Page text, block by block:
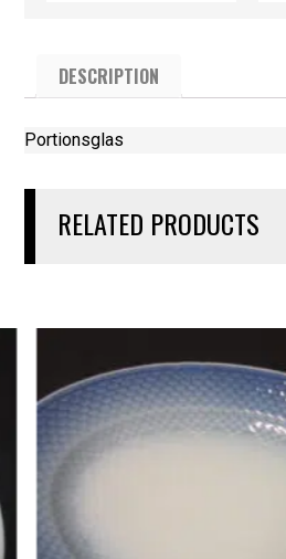
DESCRIPTION
Portionsglas
RELATED PRODUCTS